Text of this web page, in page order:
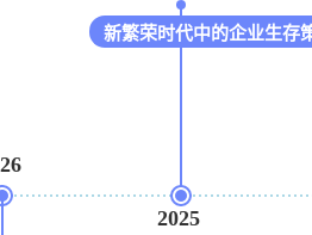
2025
新繁荣时代中的企业生存策略